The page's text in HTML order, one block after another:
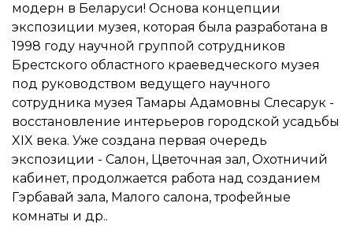
модерн в Беларуси! Основа концепции
экспозиции музея, которая была разработана в
1998 году научной группой сотрудников
Брестского областного краеведческого музея
под руководством ведущего научного
сотрудника музея Тамары Адамовны Слесарук -
восстановление интерьеров городской усадьбы
XIX века. Уже создана первая очередь
экспозиции - Салон, Цветочная зал, Охотничий
кабинет, продолжается работа над созданием
Гэрбавай зала, Малого салона, трофейные
комнаты и др..